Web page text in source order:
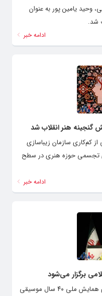
وحید یامین ‌پور به عنوان
ادامه خبر
گنجینه هنر انقلاب شد
کم‌کاری سازمان زیباسازی
تجسمی حوزه هنری در سطح
ادامه خبر
برگزار می‌شود
مدیر مرکز موسیقی حوزه هنری از برگزاری همایش ملی ۴۰ سال موسیقی